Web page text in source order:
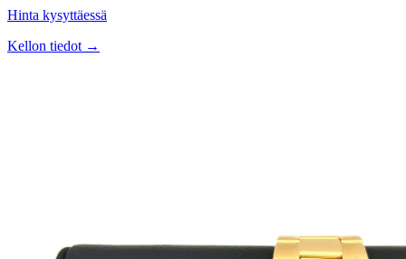
Hinta kysyttäessä
Kellon tiedot →